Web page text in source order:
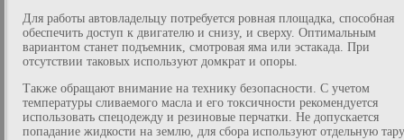
Для работы автовладельцу потребуется ровная площадка, способная
обеспечить доступ к двигателю и снизу, и сверху. Оптимальным
вариантом станет подъемник, смотровая яма или эстакада. При
отсутствии таковых используют домкрат и опоры.
Также обращают внимание на технику безопасности. С учетом
температуры сливаемого масла и его токсичности рекомендуется
использовать спецодежду и резиновые перчатки. Не допускается
попадание жидкости на землю, для сбора используют отдельную